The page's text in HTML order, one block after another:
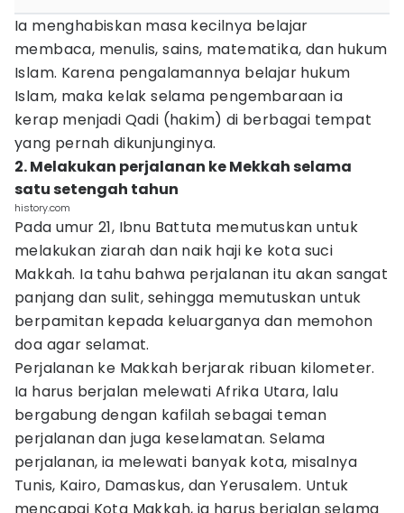
Ia menghabiskan masa kecilnya belajar
membaca, menulis, sains, matematika, dan hukum
Islam. Karena pengalamannya belajar hukum
Islam, maka kelak selama pengembaraan ia
kerap menjadi Qadi (hakim) di berbagai tempat
yang pernah dikunjunginya.
2. Melakukan perjalanan ke Mekkah selama
satu setengah tahun
history.com
Pada umur 21, Ibnu Battuta memutuskan untuk
melakukan ziarah dan naik haji ke kota suci
Makkah. Ia tahu bahwa perjalanan itu akan sangat
panjang dan sulit, sehingga memutuskan untuk
berpamitan kepada keluarganya dan memohon
doa agar selamat.
Perjalanan ke Makkah berjarak ribuan kilometer.
Ia harus berjalan melewati Afrika Utara, lalu
bergabung dengan kafilah sebagai teman
perjalanan dan juga keselamatan. Selama
perjalanan, ia melewati banyak kota, misalnya
Tunis, Kairo, Damaskus, dan Yerusalem. Untuk